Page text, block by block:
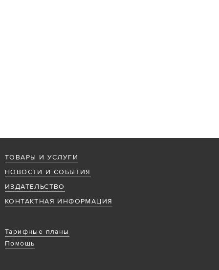
ТОВАРЫ И УСЛУГИ
НОВОСТИ И СОБЫТИЯ
ИЗДАТЕЛЬСТВО
КОНТАКТНАЯ ИНФОРМАЦИЯ
Тарифные планы
Помощь